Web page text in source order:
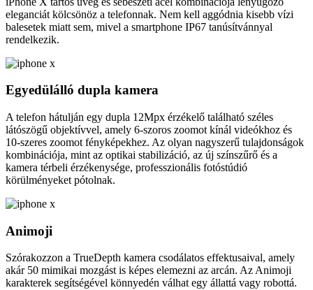
eleganciát kölcsönöz a telefonnak. Nem kell aggódnia kisebb vízi
balesetek miatt sem, mivel a smartphone IP67 tanúsítvánnyal
rendelkezik.
Egyedülálló dupla kamera
A telefon hátulján egy dupla 12Mpx érzékelő található széles
látószögű objektívvel, amely 6-szoros zoomot kínál videókhoz és
10-szeres zoomot fényképekhez. Az olyan nagyszerű tulajdonságok
kombinációja, mint az optikai stabilizáció, az új színszűrő és a
kamera térbeli érzékenysége, professzionális fotóstúdió
körülményeket pótolnak.
Animoji
Szórakozzon a TrueDepth kamera csodálatos effektusaival, amely
akár 50 mimikai mozgást is képes elemezni az arcán. Az Animoji
karakterek segítségével könnyedén válhat egy állattá vagy robottá.